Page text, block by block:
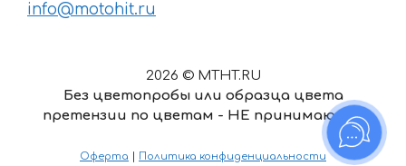
info@motohit.ru
2026 © MTHT.RU
Без цветопробы или образца цвета
претензии по цветам - НЕ принимаются
Оферта Политика конфиденциальности
В корзину